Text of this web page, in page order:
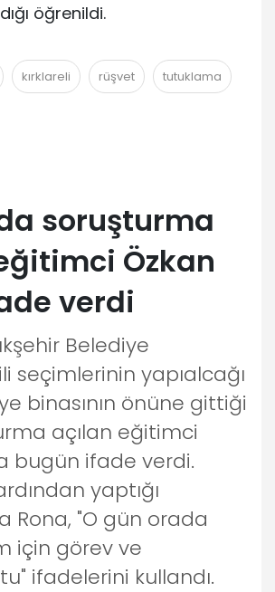
öğrenildi.
kırklareli rüşvet tutuklama
soruşturma
Özkan
verdi
Belediye
seçimlerinin yapıalcağı
binasının önüne gittiği
açılan eğitimci
bugün ifade verdi.
yaptığı
Rona, "O gün orada
için görev ve
ifadelerini kullandı.